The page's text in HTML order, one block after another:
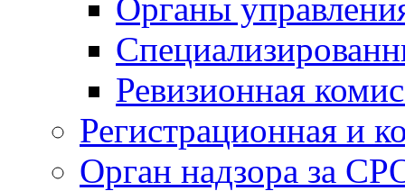
Органы
Ревизионная
Регистрационная и
Орган надзора за